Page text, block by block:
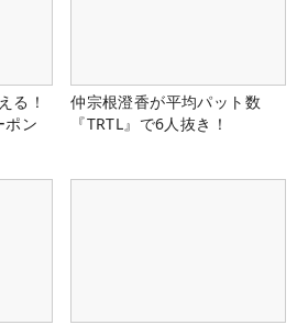
る！
ポン
仲宗根澄香が平均パット数
『TRTL』で6人抜き！